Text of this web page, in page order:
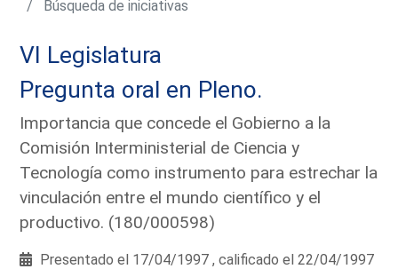
Búsqueda de iniciativas
VI Legislatura
Pregunta oral en Pleno.
Importancia que concede el Gobierno a la
Comisión Interministerial de Ciencia y
Tecnología como instrumento para estrechar la
vinculación entre el mundo científico y el
productivo. (180/000598)
Presentado el 17/04/1997 , calificado el 22/04/1997